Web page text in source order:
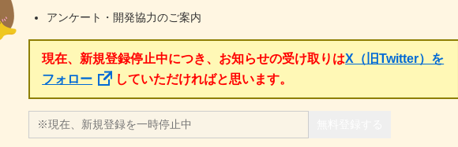
アンケート・開発協力のご案内
現在、新規登録停止中につき、お知らせの受け取りはX（旧Twitter）を
フォロー
していただければと思います。